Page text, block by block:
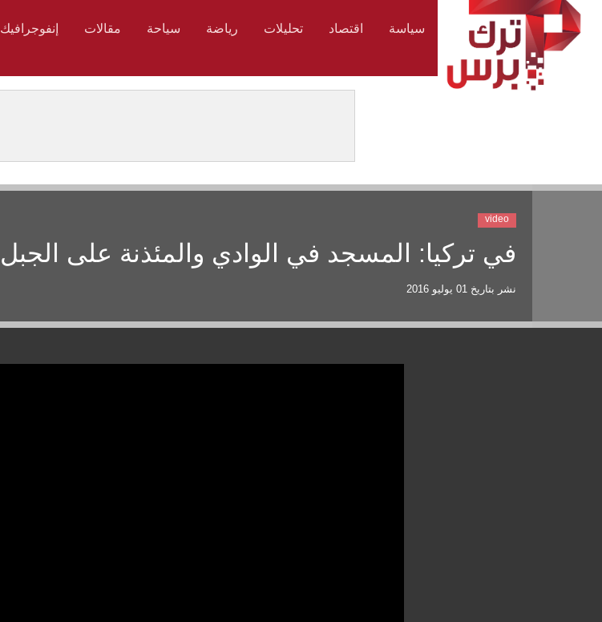
سياسة اقتصاد تحليلات رياضة سياحة مقالات إنفوجرافيك
في تركيا: المسجد في الوادي والمئذنة على الجبل
نشر بتاريخ 01 يوليو 2016
video